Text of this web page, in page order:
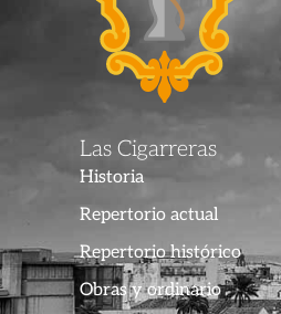
Las Cigarreras
Historia
Repertorio actual
Repertorio histórico
Obras y ordinario